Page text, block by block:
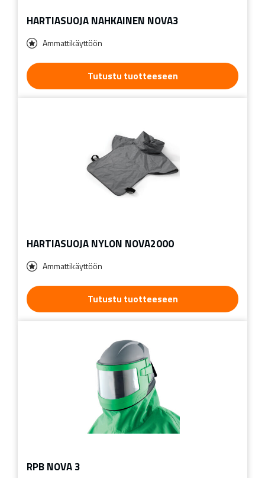
HARTIASUOJA NAHKAINEN NOVA3
Ammattikäyttöön
Tutustu tuotteeseen
HARTIASUOJA NYLON NOVA2000
Ammattikäyttöön
Tutustu tuotteeseen
RPB NOVA 3